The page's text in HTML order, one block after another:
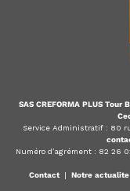
SAS CREFORMA PLUS
Service Administratif : 80
Numéro d’agrément : 82 26
Contact| Notre actualite